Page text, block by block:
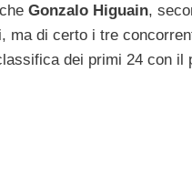
Gonzalo Higuain,
di certo i tre
dei primi 24 con il